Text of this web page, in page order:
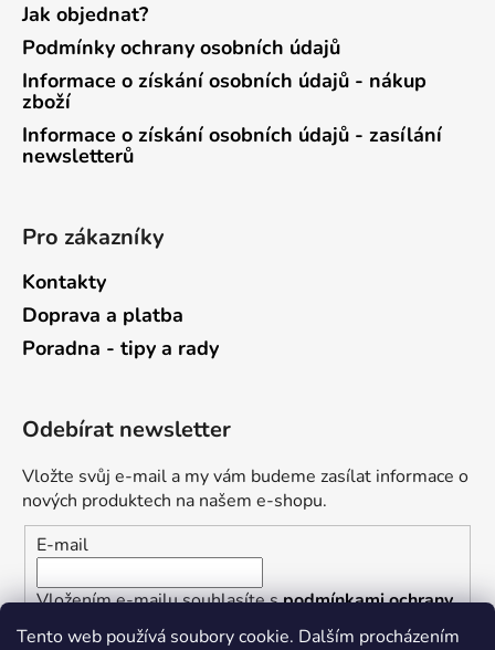
Tento web používá soubory cookie. Dalším procházením
Jak objednat?
Podmínky ochrany osobních údajů
Informace o získání osobních údajů - nákup
zboží
Informace o získání osobních údajů - zasílání
newsletterů
Pro zákazníky
Kontakty
Doprava a platba
Poradna - tipy a rady
Odebírat newsletter
Vložte svůj e-mail a my vám budeme zasílat informace o
nových produktech na našem e-shopu.
E-mail
Vložením e-mailu souhlasíte spodmínkami ochrany
osobních údajů